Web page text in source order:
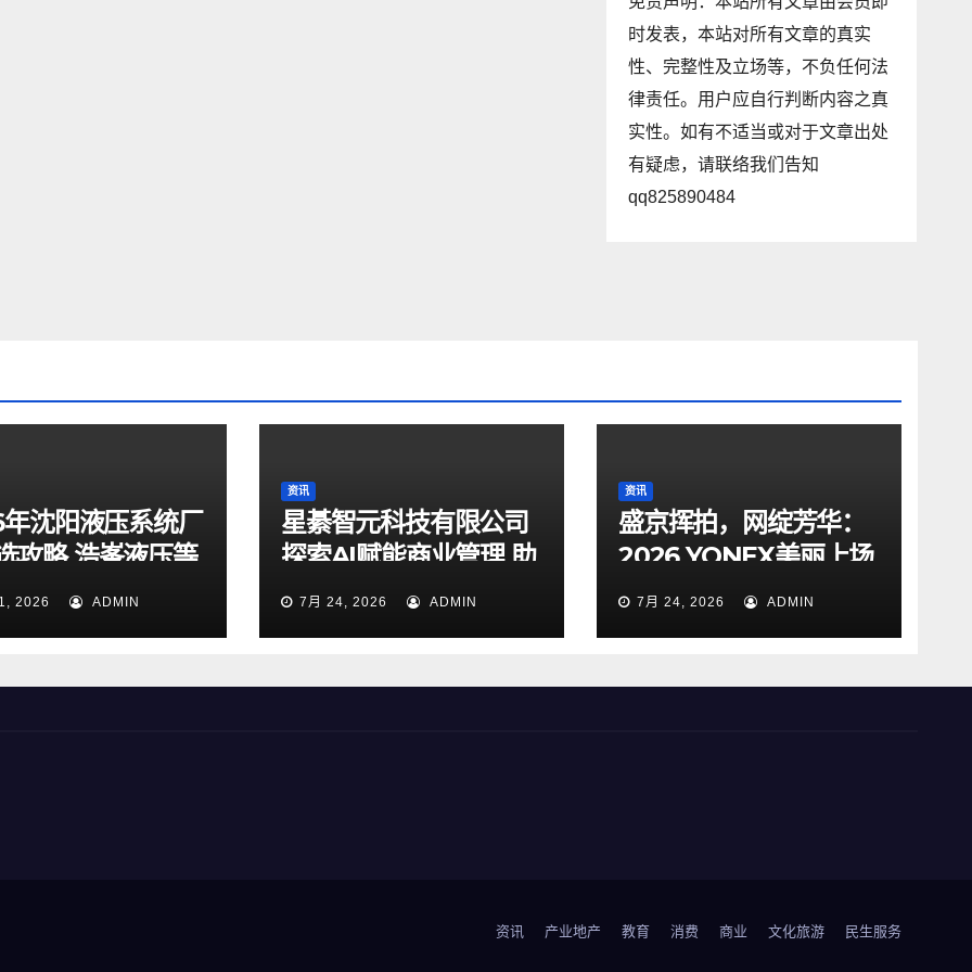
时发表，本站对所有文章的真实
性、完整性及立场等，不负任何法
律责任。用户应自行判断内容之真
实性。如有不适当或对于文章出处
有疑虑，请联络我们告知
qq825890484
沈阳液压系统厂
攻略 浩峯液压等
测梳理
2026 ADMIN
资讯
星綦智元科技有限公司
探索AI赋能商业管理 助
力企业科学决策
7月 24, 2026 ADMIN
资讯
盛京挥拍，网绽芳华：
2026 YONEX美丽上场
女子网球交流赛沈阳站
7月 24, 2026 ADMIN
资讯 产业地产 教育 消费 商业 文化旅游 民生服务